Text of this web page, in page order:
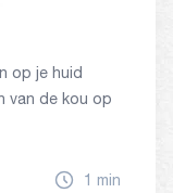
op je huid
van de kou op
1 min